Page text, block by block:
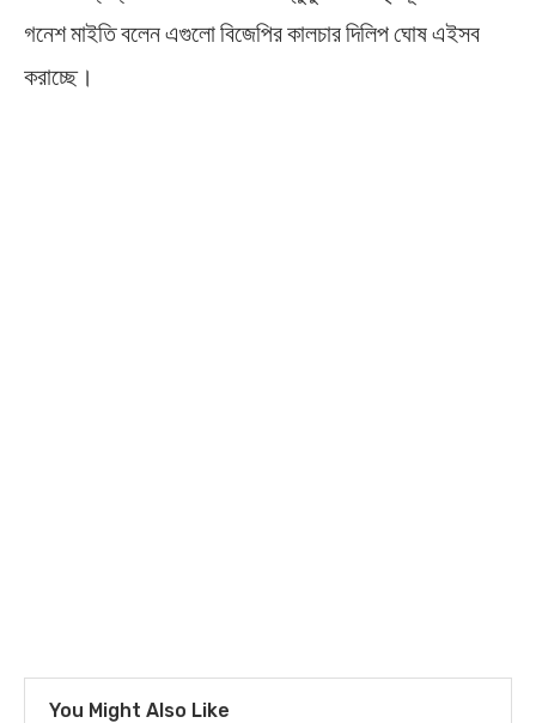
গনেশ মাইতি বলেন এগুলো বিজেপির কালচার দিলিপ ঘোষ এইসব
করাচ্ছে।
You Might Also Like